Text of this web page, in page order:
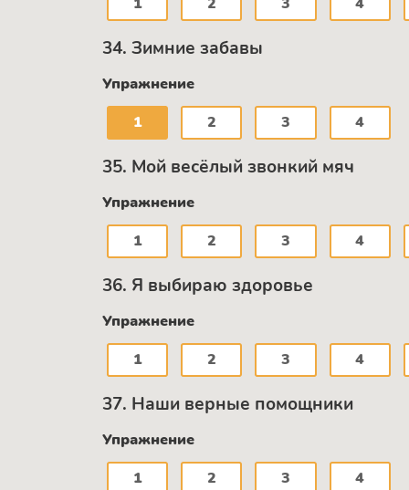
34. Зимние забавы
Упражнение
1
2 3 4
35. Мой весёлый звонкий мяч
Упражнение
1
2 3 4
36. Я выбираю здоровье
Упражнение
1
2 3 4
37. Наши верные помощники
Упражнение
1
2 3 4